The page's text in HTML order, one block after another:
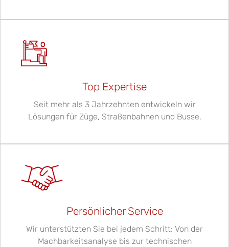
Top Expertise
Seit mehr als 3 Jahrzehnten entwickeln wir
Lösungen für Züge, Straßenbahnen und Busse.
Persönlicher Service
Wir unterstützten Sie bei jedem Schritt: Von der
Machbarkeitsanalyse bis zur technischen